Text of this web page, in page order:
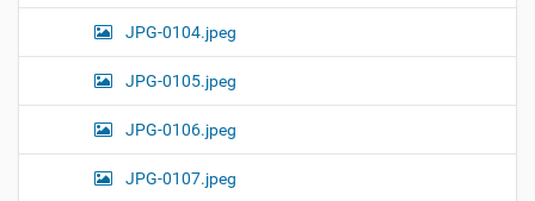
JPG-0104.jpeg
JPG-0105.jpeg
JPG-0106.jpeg
JPG-0107.jpeg